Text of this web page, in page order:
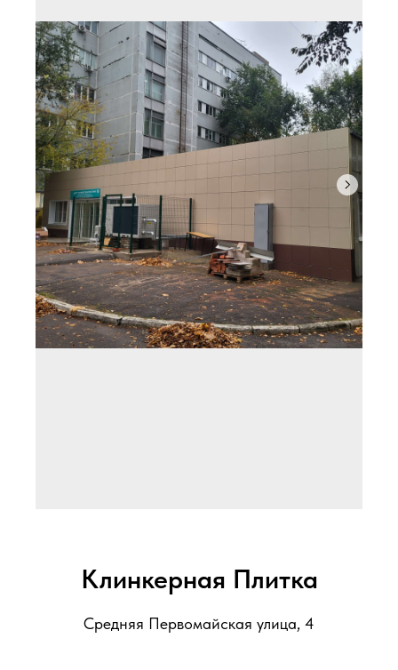
Выполнен ремонт фасада по
облицовке клинкерной плиткой
Измайлово (ВАО)
Клинкерная Плитка
Средняя Первомайская улица, 4